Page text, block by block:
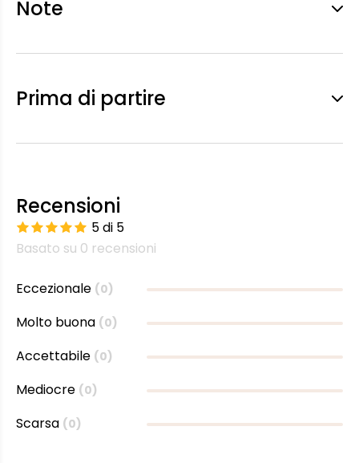
Note
Prima di partire
Recensioni
5 di 5
Basato su 0 recensioni
Eccezionale (0)
Molto buona (0)
Accettabile (0)
Mediocre (0)
Scarsa (0)